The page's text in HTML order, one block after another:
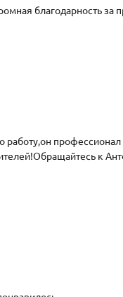
благодарность за
работу,он
к